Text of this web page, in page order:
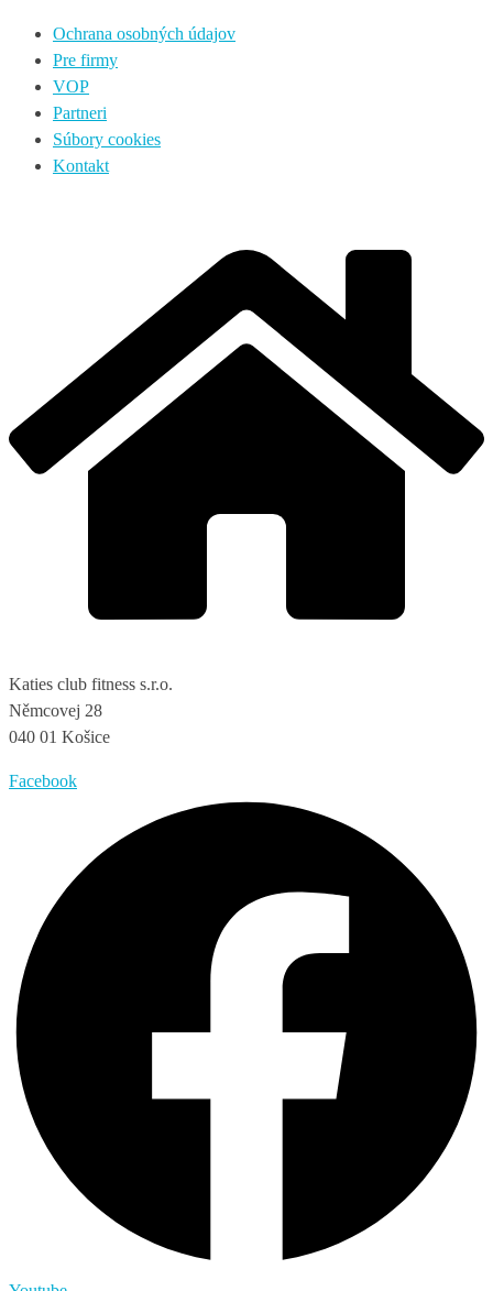
Ochrana osobných údajov
Pre firmy
VOP
Partneri
Súbory cookies
Kontakt
Katies club fitness s.r.o.
Němcovej 28
040 01 Košice
Facebook